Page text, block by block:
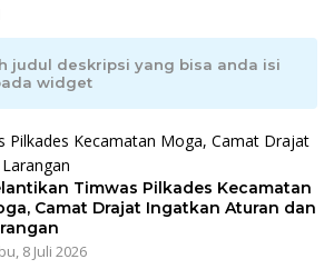
judul deskripsi yang bisa anda isi
widget
Timwas Pilkades Kecamatan
Camat Drajat Ingatkan Aturan dan
8 Juli 2026